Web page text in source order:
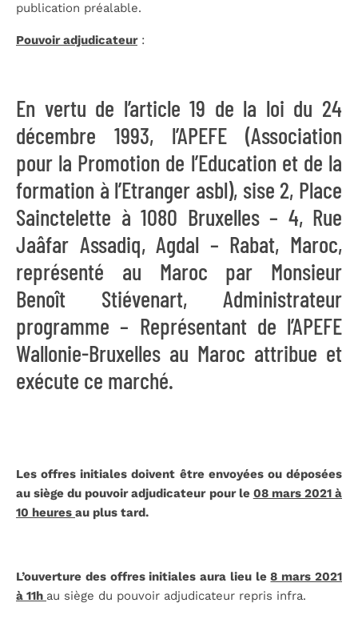
publication préalable.
Pouvoir adjudicateur:
En vertu de l’article 19 de la loi du 24
décembre 1993, l’APEFE (Association
pour la Promotion de l’Education et de la
formation à l’Etranger asbl), sise 2, Place
Sainctelette à 1080 Bruxelles – 4, Rue
Jaâfar Assadiq, Agdal – Rabat, Maroc,
représenté au Maroc par Monsieur
Benoît Stiévenart, Administrateur
programme – Représentant de l’APEFE
Wallonie-Bruxelles au Maroc attribue et
exécute ce marché.
Les offres initiales doivent être envoyées ou déposées
au siège du pouvoir adjudicateur pour le 08 mars 2021 à
10 heures au plus tard.
L’ouverture des offres initiales aura lieu le8 mars 2021
à 11h au siège du pouvoir adjudicateur repris infra.